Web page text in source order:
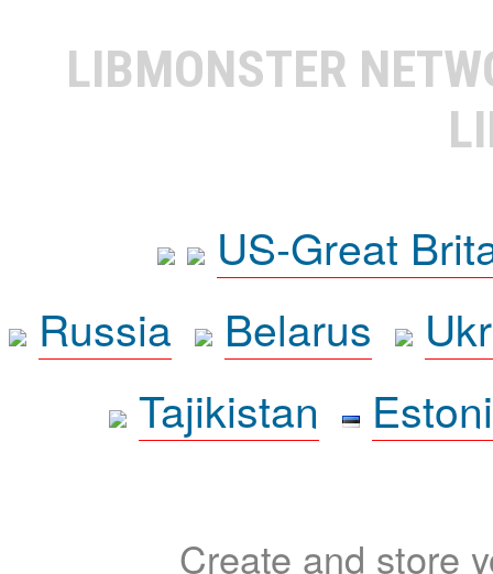
LIBMONSTER
US-Great
Russia
Belarus
Tajikistan
Create and store